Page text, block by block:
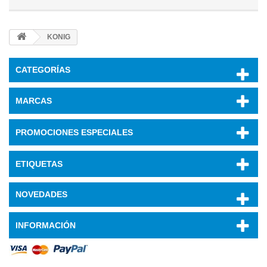
KONIG
CATEGORÍAS
MARCAS
PROMOCIONES ESPECIALES
ETIQUETAS
NOVEDADES
INFORMACIÓN